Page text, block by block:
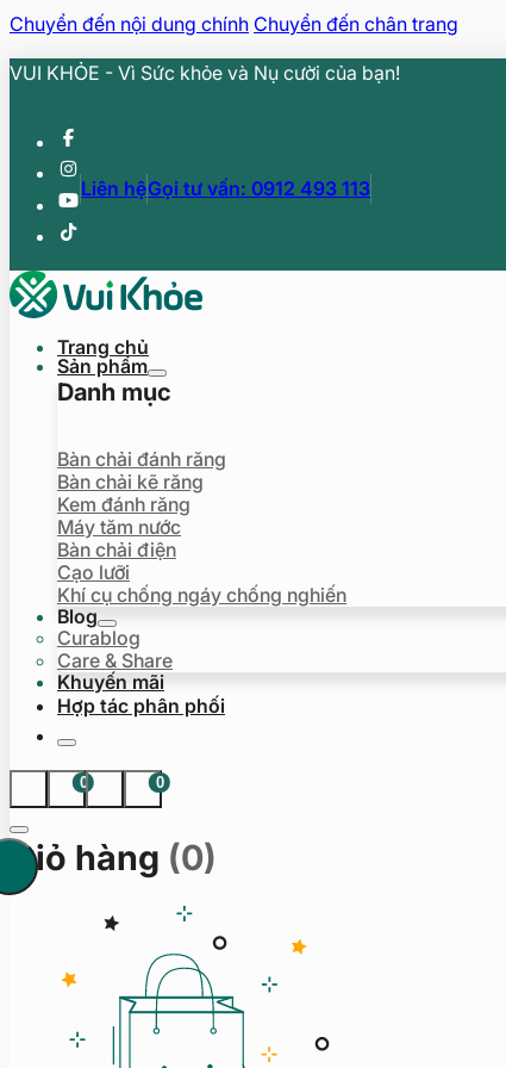
Chuyển đến nội dung chính Chuyển đến chân trang
VUI KHỎE - Vì Sức khỏe và Nụ cười của bạn!
Liên hệGọi tư vấn: 0912 493 113
Trang chủ
Sản phẩm
Danh mục
Bàn chải đánh răng
Bàn chải kẽ răng
Kem đánh răng
Máy tăm nước
Bàn chải điện
Cạo lưỡi
Khí cụ chống ngáy chống nghiến
Blog
Curablog
Care & Share
Khuyến mãi
Hợp tác phân phối
0 0
Giỏ hàng (0)